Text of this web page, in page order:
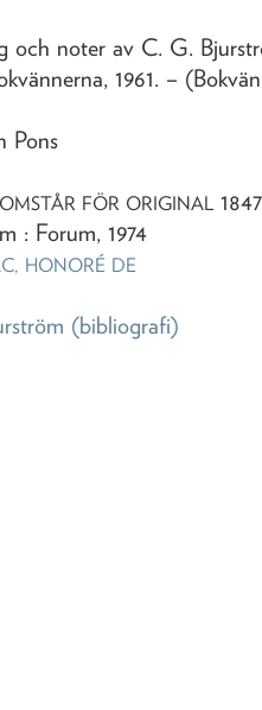
och noter av C. G.
1961. –
Pons
FÖR ORIGINAL 1847
: Forum, 1974
HONORÉ DE
(bibliografi)